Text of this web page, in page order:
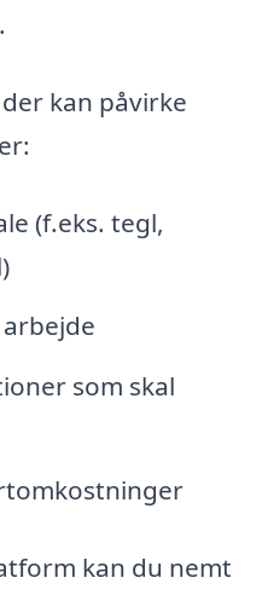
kan påvirke
(f.eks. tegl,
som skal
kan du nemt